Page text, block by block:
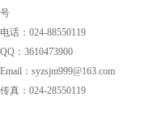
号
电话：024-88550119
QQ：3610473900
Email：syzsjm999@163.com
传真：024-28550119